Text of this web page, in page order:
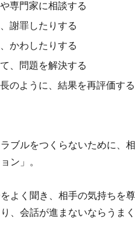
専門家に相談する
謝罪したりする
かわしたりする
、問題を解決する
のように、結果を再評価する
ブルをつくらないために、
ン」。
よく聞き、相手の気持ちを
、会話が進まないならうま